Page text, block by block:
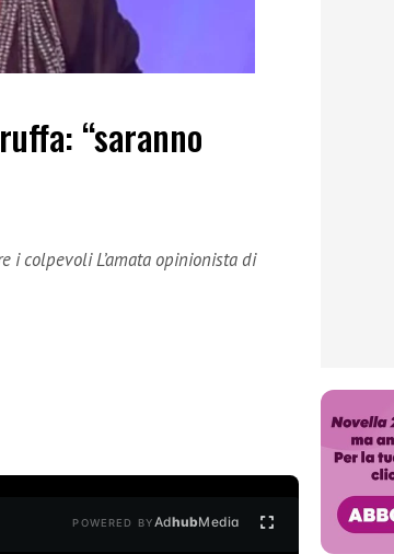
“saranno
i colpevoli L’amata opinionista di
POWERED BYAdhubMedia